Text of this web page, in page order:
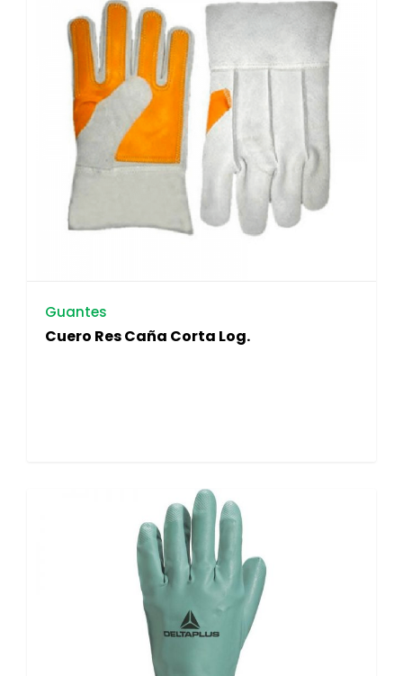
Guantes
Cuero Res Caña Corta Log.